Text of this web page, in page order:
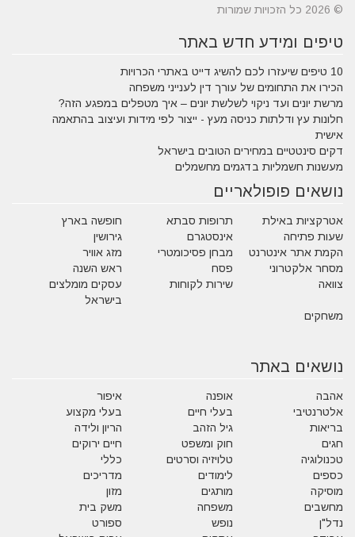
© 2026 כל הזכויות שמורות
טיפים ומידע חדש באתר
10 טיפים שיעזרו לכם להשיג דייט באתרי הכרויות
הכירו את התחומים של עורך דין לענייני משפחה
מרשת יונים ועד ניקוי לשלשת יונים – איך מטפלים במפגע הזה?
חלונות עץ ודלתות כניסה מעץ - ייצור לפי מידות ועיצוב בהתאמה
אישית
דקים סינטטיים במחירים הטובים בישראל
מעשנות חשמליות בדגמים מחשמלים
נושאים פופולאריים
אטרקציות באילת תרופות סבתא
חופשה בארץ
שעות פתיחה
אינסטגרם
גירושין
הקמת אתר אינטרנט
מבחן פסיכומטרי
מזג אוויר
מסחר אלקטרוני
פסח
ראש השנה
צוואה
שירות לקוחות
עסקים מומלצים
בישראל
משחקים
נושאים באתר
אהבה אופנה
איפור
אלטרנטיבי
בעלי חיים
בעלי מקצוע
בריאות
גיל הזהב
הריון ולידה
חגים
חוק ומשפט
חיים ירוקים
טכנולוגיה
טלויזיה וסרטים
כללי
כספים
לימודים
מדריכים
מוסיקה
מותגים
מזון
מחשבים
משפחה
משק בית
נדל"ן
נופש
ספורט